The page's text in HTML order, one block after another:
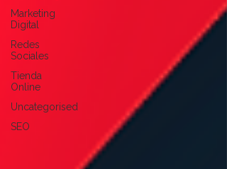
Marketing
Digital
Redes
Sociales
Tienda
Online
Uncategorised
SEO